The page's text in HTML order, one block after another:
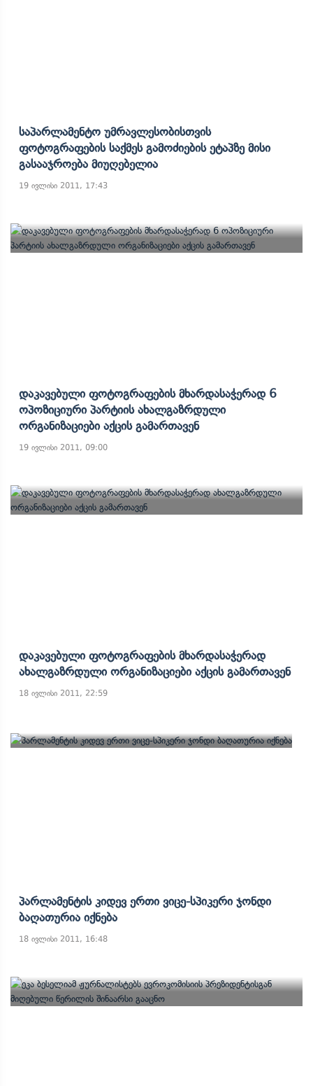
Საპარლამენტო Უმრავლესობისთვის
Ფოტოგრაფების Საქმეს Გამოძიების Ეტაპზე Მისი
Გასააჯროება Მიუღებელია
19 ივლისი 2011, 17:43
Დაკავებული Ფოტოგრაფების Მხარდასაჭერად 6
Ოპოზიციური Პარტიის Ახალგაზრდული
Ორგანიზაციები Აქცის Გამართავენ
19 ივლისი 2011, 09:00
Დაკავებული Ფოტოგრაფების Მხარდასაჭერად
Ახალგაზრდული Ორგანიზაციები Აქცის Გამართავენ
18 ივლისი 2011, 22:59
Პარლამენტის Კიდევ Ერთი Ვიცე-Სპიკერი Ჯონდი
Ბაღათურია Იქნება
18 ივლისი 2011, 16:48